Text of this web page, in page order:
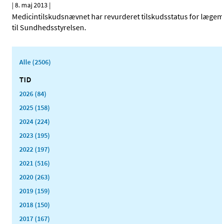
|8. maj 2013 |
Medicintilskudsnævnet har revurderet tilskudsstatus for
til Sundhedsstyrelsen.
Alle (2506)
TID
2026 (84)
2025 (158)
2024 (224)
2023 (195)
2022 (197)
2021 (516)
2020 (263)
2019 (159)
2018 (150)
2017 (167)